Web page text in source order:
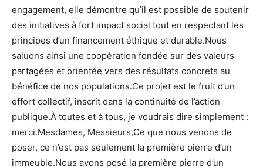
engagement, elle démontre qu’il est possible de soutenir
des initiatives à fort impact social tout en respectant les
principes d’un financement éthique et durable.Nous
saluons ainsi une coopération fondée sur des valeurs
partagées et orientée vers des résultats concrets au
bénéfice de nos populations.Ce projet est le fruit d’un
effort collectif, inscrit dans la continuité de l’action
publique.À toutes et à tous, je voudrais dire simplement :
merci.Mesdames, Messieurs,Ce que nous venons de
poser, ce n’est pas seulement la première pierre d’un
immeuble.Nous avons posé la première pierre d’un